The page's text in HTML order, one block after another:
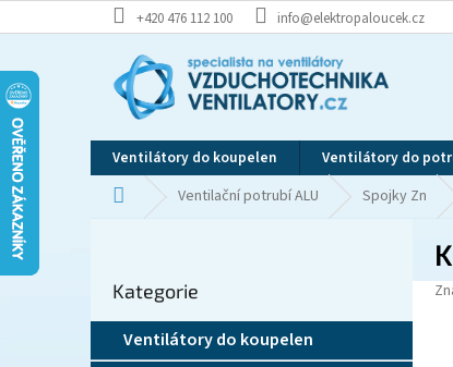
na
+420 476 112 100 info@elektropaloucek.cz
Ventilátory do koupelen Ventilátory do
Domů Ventilační potrubí ALU Spojky Zn
r
kategorie
Kategorie
Ventilátory do koupelen